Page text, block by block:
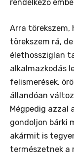
rendelkező
Arra törekszem,
törekszem rá,
élethossziglan
alkalmazkodás
felismerések,
állandóan
Mégpedig azzal
gondoljon bárki
akármit is
természetnek a